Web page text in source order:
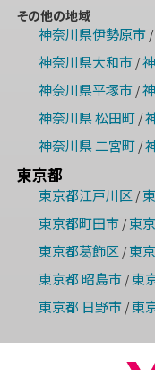
その他の地域
神奈川県伊勢原市/
神奈川県大和市/
神奈川県平塚市/
神奈川県 松田町/
神奈川県 二宮町/
東京都
東京都江戸川区 /
東京都町田市/ 東
東京都葛飾区 / 東
東京都 昭島市/ 東
東京都 日野市/ 東